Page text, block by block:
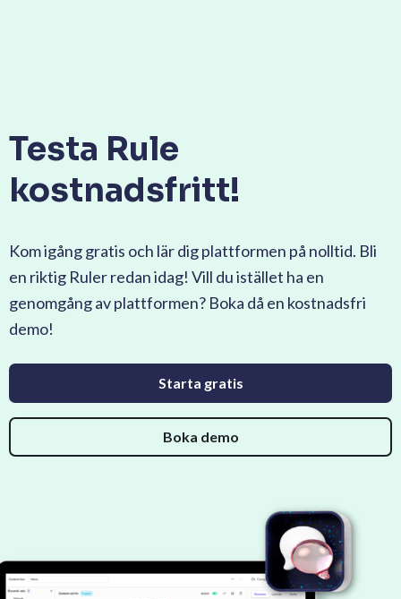
Testa Rule
kostnadsfritt!
Kom igång gratis och lär dig plattformen på nolltid. Bli
en riktig Ruler redan idag! Vill du istället ha en
genomgång av plattformen? Boka då en kostnadsfri
demo!
Starta gratis
Boka demo